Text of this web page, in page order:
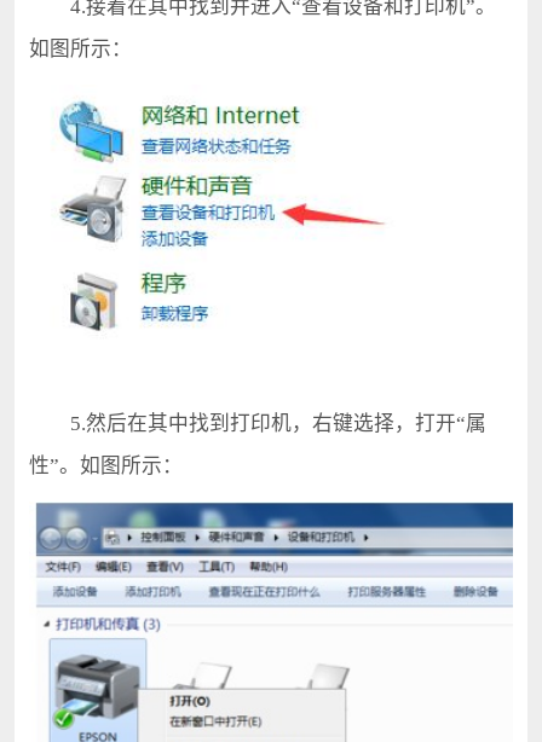
4.接着在其中找到并进入“查看设备和打印机”。
如图所示：
5.然后在其中找到打印机，右键选择，打开“属
性”。如图所示：